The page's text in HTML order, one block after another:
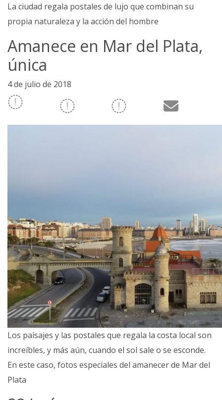
La ciudad regala postales de lujo que combinan su
propia naturaleza y la acción del hombre
Amanece en Mar del Plata,
única
4 de julio de 2018
Los paisajes y las postales que regala la costa local son
increíbles, y más aún, cuando el sol sale o se esconde.
En este caso, fotos especiales del amanecer de Mar del
Plata